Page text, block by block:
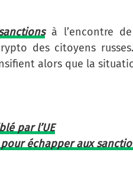
à l’encontre de
des citoyens
alors que la
par l’UE
échapper aux